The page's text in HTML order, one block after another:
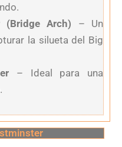
(Bridge Arch) – Un
la silueta del Big
– Ideal para una